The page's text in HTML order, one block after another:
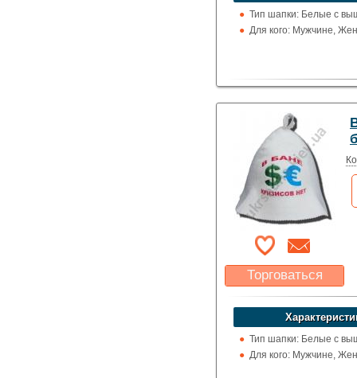
Указать цену
Тип шапки: Белые с
Для кого: Мужчине,
Торговаться
Какая цена Вас
устроит?
Указать цену
Тип шапки: Белые с
Для кого: Мужчине,